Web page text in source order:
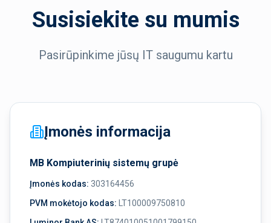
Susisiekite su mumis
Pasirūpinkime jūsų IT saugumu kartu
Įmonės informacija
MB Kompiuterinių sistemų grupė
Įmonės kodas: 303164456
PVM mokėtojo kodas: LT100009750810